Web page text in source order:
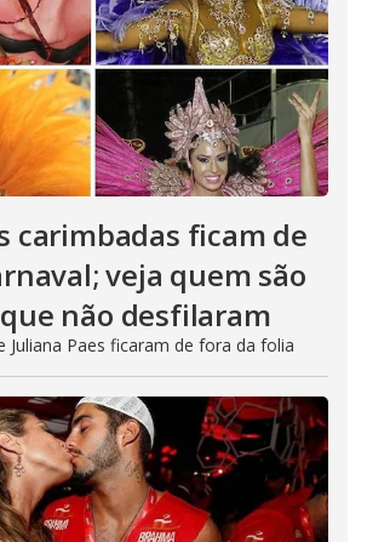
carimbadas ficam de
veja quem são
não desfilaram
Juliana Paes ficaram de fora da folia